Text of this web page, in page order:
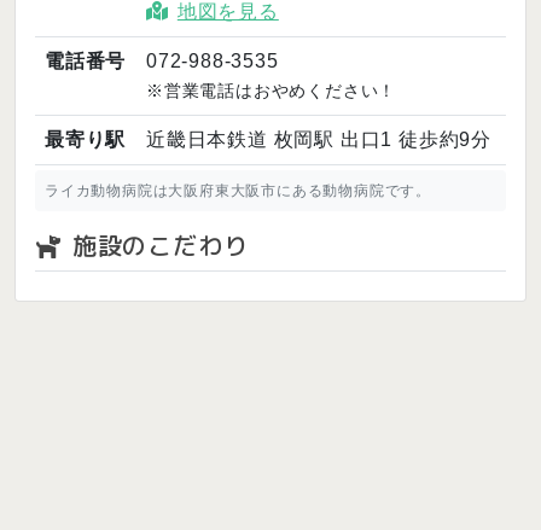
地図を見る
電話番号 072-988-3535
※営業電話はおやめください！
最寄り駅 近畿日本鉄道 枚岡駅 出口1 徒歩約9分
ライカ動物病院は大阪府東大阪市にある動物病院です。
施設のこだわり